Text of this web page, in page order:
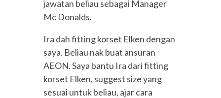
jawatan beliau sebagai Manager
Mc Donalds.
Ira dah fitting korset Elken dengan
saya. Beliau nak buat ansuran
AEON. Saya bantu Ira dari fitting
korset Elken, suggest size yang
sesuai untuk beliau, ajar cara